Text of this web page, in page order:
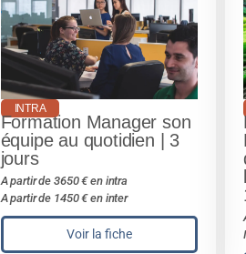
INTRA
Formation Manager son
équipe au quotidien | 3
jours
A partir de 3650 € en intra
A partir de 1450 € en inter
Voir la fiche